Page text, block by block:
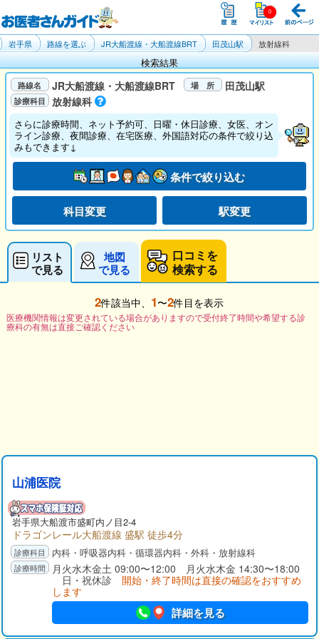
岩手県 路線を選ぶ JR大船渡線・大船渡線BRT 田茂山駅 放射線科
検索結果
JR大船渡線・大船渡線BRT
田茂山駅
放射線科
さらに診療時間、ネット予約可、日曜・休日診療、女医、オン
ライン診療、夜間診療、在宅医療、外国語対応の条件で絞り込
みもできます↓
条件で絞り込む
科目変更 駅変更
リスト
で見る
地図
で見る
口コミを
検索する
2件該当中、 1〜2件目を表示
医療機関情報は変更されている場合がありますので受付終了時間や希望する診
療科の有無は直接ご確認ください
山浦医院
岩手県大船渡市盛町内ノ目2-4
ドラゴンレール大船渡線 盛駅 徒歩4分
内科・呼吸器内科・循環器内科・外科・放射線科
月火水木金土 09:00〜12:00 月火水木金 14:30〜18:00
日・祝休診 開始・終了時間は直接の確認をおすすめ
します
詳細を見る